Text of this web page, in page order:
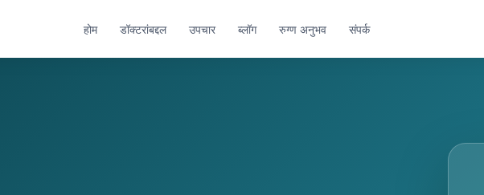
होम डॉक्टरांबद्दल उपचार ब्लॉग रुग्ण अनुभव संपर्क